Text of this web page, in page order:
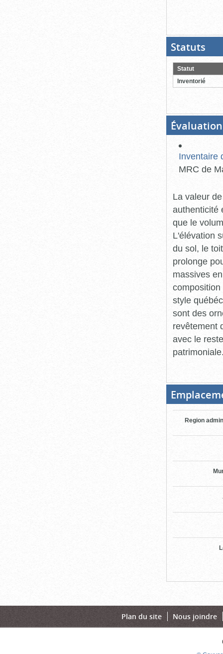
Statuts
pour
Statut
Inventorié
Inventaire
MRC de
La valeur
authenticité
que le
L'élévation
du sol, le
prolonge
massives
style
sont des
revêtement
avec le
Region
Plan du site Nous joindre